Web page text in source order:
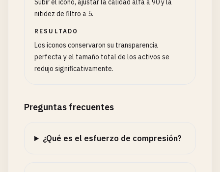
Subir el icono, ajustar la calidad alfa a 90 y la
nitidez de filtro a 5.
RESULTADO
Los iconos conservaron su transparencia
perfecta y el tamaño total de los activos se
redujo significativamente.
Preguntas frecuentes
¿Qué es el esfuerzo de compresión?